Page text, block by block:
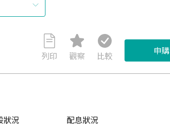
列印 觀察 比較 申購
狀況 配息狀況